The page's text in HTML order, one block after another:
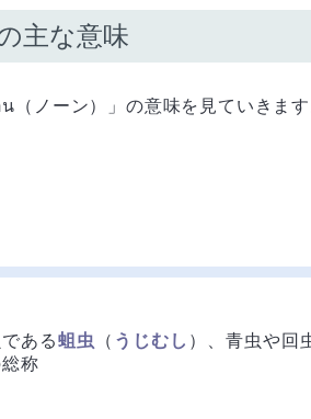
主な意味
ノーン）」の意味を見ていきます
ある蛆虫 （ うじむし ）、青虫や回
称